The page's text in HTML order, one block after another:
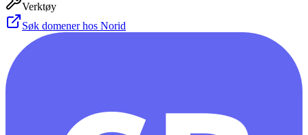
Verktøy
Søk domener hos Norid